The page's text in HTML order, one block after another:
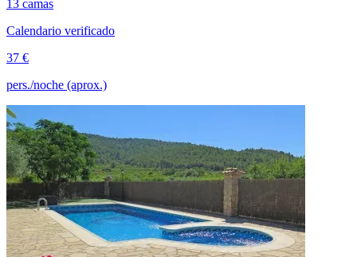
13 camas
Calendario verificado
37 €
pers./noche (aprox.)